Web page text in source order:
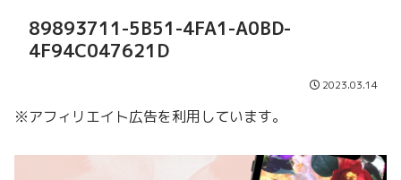
89893711-5B51-4FA1-A0BD-
4F94C047621D
2023.03.14
※アフィリエイト広告を利用しています。